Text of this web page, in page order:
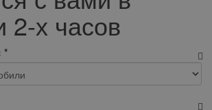
2-х часов
*